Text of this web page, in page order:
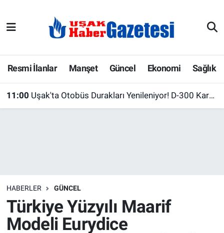
Resmi İlanlar Manşet Güncel Ekonomi Sağlık
11:00 Uşak'ta Otobüs Durakları Yenileniyor! D-300 Karayolu'nda Çalışmalar Devam Ediyor
HABERLER GÜNCEL
Türkiye Yüzyılı Maarif
Modeli Eurydice
E-Gazete
Ekonomi
Köşe Yazarları
Kültür Sanat
Uşak Hava Durumu
Uşak Trafik Yoğunluk Haritası